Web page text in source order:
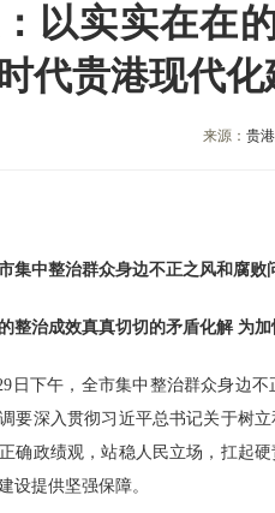
以实实在在
代贵港现代
来源：贵
集中整治群众身边不正之风和腐败
整治成效真真切切的矛盾化解 为
日下午，全市集中整治群众身边
要深入贯彻习近平总书记关于树
确政绩观，站稳人民立场，扛起
设提供坚强保障。